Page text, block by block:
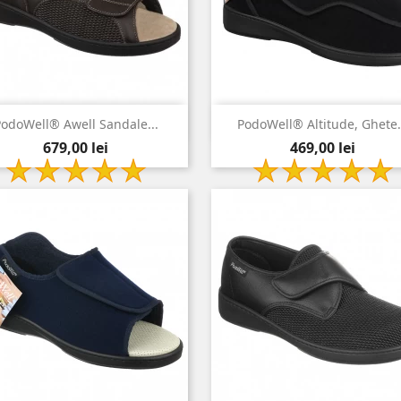
Awell Sandale...
Pret
679,00 lei
 Vizualizare rapida
maro
PodoWell® Altitude,
Pret
469,00 lei
 Vizualizare rapida
negru